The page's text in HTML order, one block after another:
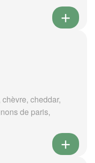
cheddar,
de paris,